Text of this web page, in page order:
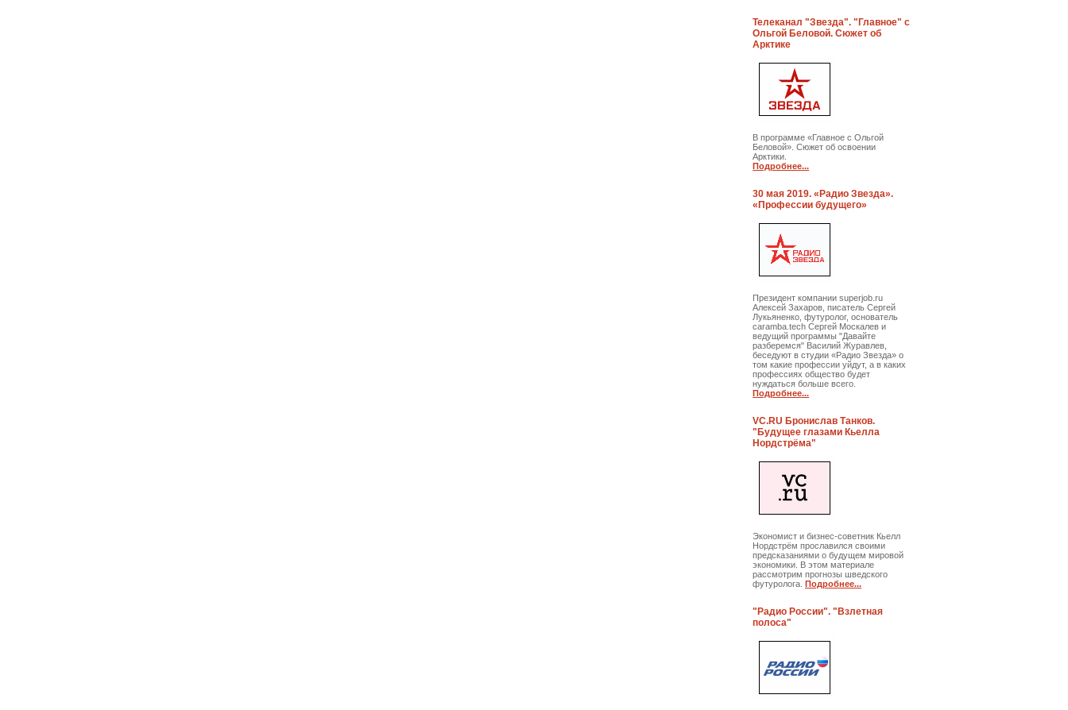
Телеканал "Звезда". "Главное" с
Ольгой Беловой. Сюжет об
Арктике
В программе «Главное с Ольгой
Беловой». Сюжет об освоении
Арктики.
Подробнее...
30 мая 2019. «Радио Звезда».
«Профессии будущего»
Президент компании superjob.ru
Алексей Захаров, писатель Сергей
Лукьяненко, футуролог, основатель
caramba.tech Сергей Москалев и
ведущий программы "Давайте
разберемся" Василий Журавлев,
беседуют в студии «Радио Звезда» о
том какие профессии уйдут, а в каких
профессиях общество будет
нуждаться больше всего.
Подробнее...
VC.RU Бронислав Танков.
"Будущее глазами Кьелла
Нордстрёма"
Экономист и бизнес-советник Кьелл
Нордстрём прославился своими
предсказаниями о будущем мировой
экономики. В этом материале
рассмотрим прогнозы шведского
футуролога.Подробнее...
"Радио России". "Взлетная
полоса"